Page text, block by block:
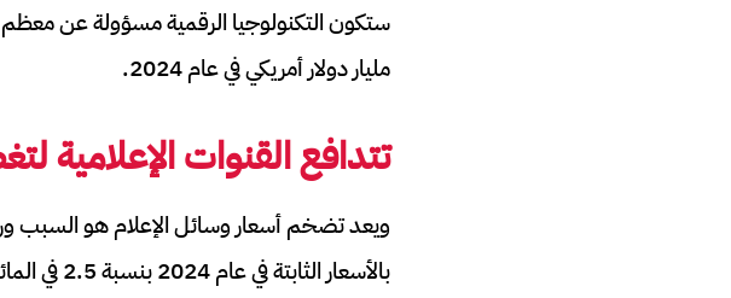
مليار دولار أمريكي في عام 2024.
تتدافع القنوات الإعلامية
ويعد تضخم أسعار وسائل الإعلام هو السبب
بالأسعار الثابتة في عام 2024 بنسبة 2.5 في المائة فقط، مقارنة بإنفاق العام الماضي.